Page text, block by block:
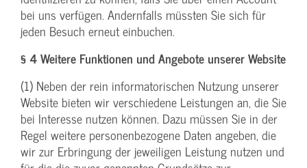
bei uns verfügen. Andernfalls müssten Sie sich für
jeden Besuch erneut einbuchen.
§ 4 Weitere Funktionen und Angebote unserer Website
(1) Neben der rein informatorischen Nutzung unserer
Website bieten wir verschiedene Leistungen an, die Sie
bei Interesse nutzen können. Dazu müssen Sie in der
Regel weitere personenbezogene Daten angeben, die
wir zur Erbringung der jeweiligen Leistung nutzen und